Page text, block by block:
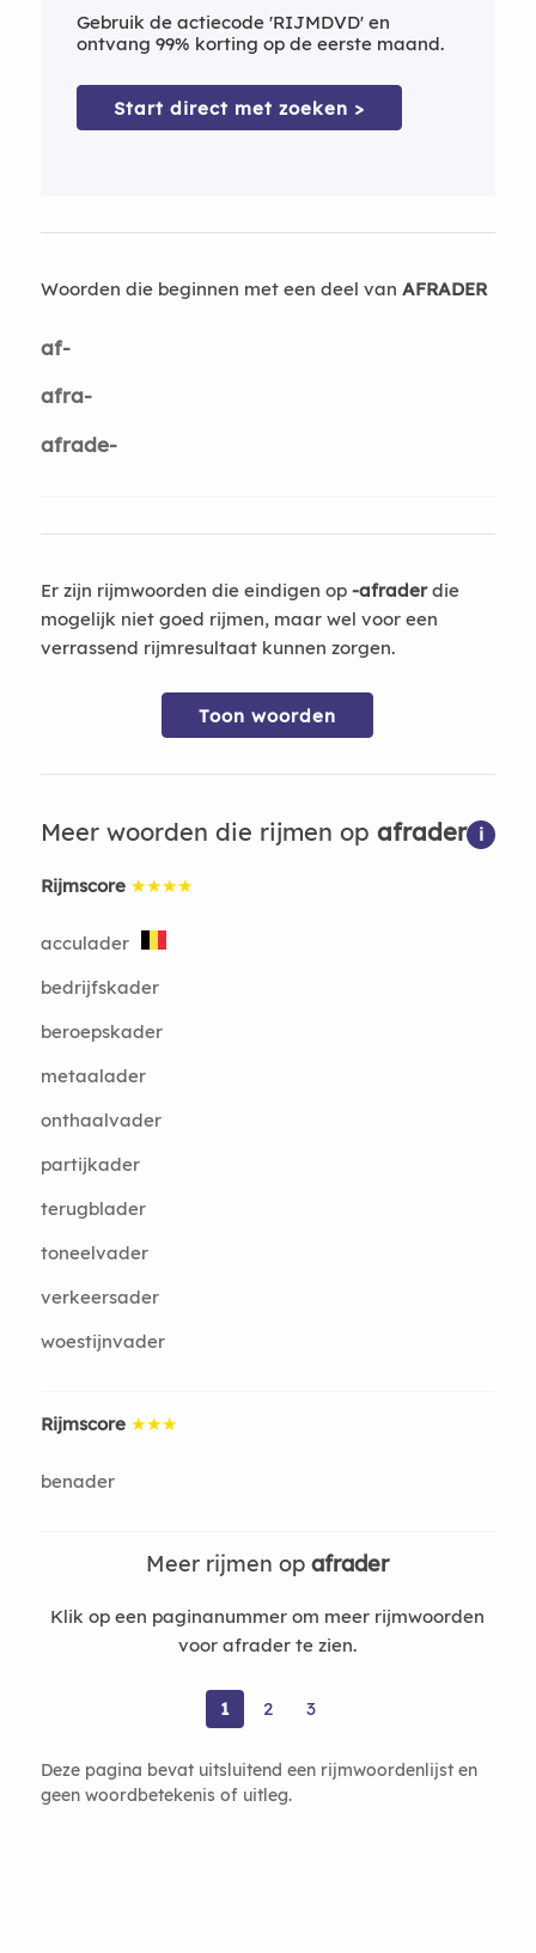
Gebruik de actiecode 'RIJMDVD' en
ontvang 99% korting op de eerste maand.
Start direct met zoeken >
Woorden die beginnen met een deel van AFRADER
af-
afra-
afrade-
Er zijn rijmwoorden die eindigen op -afraderdie
mogelijk niet goed rijmen, maar wel voor een
verrassend rijmresultaat kunnen zorgen.
Toon woorden
Meer woorden die rijmen op afrader i
Rijmscore ★★★★
acculader
bedrijfskader
beroepskader
metaalader
onthaalvader
partijkader
terugblader
toneelvader
verkeersader
woestijnvader
Rijmscore ★★★
benader
Meer rijmen opafrader
Klik op een paginanummer om meer rijmwoorden
voor afrader te zien.
1 2 3
Deze pagina bevat uitsluitend een rijmwoordenlijst en
geen woordbetekenis of uitleg.